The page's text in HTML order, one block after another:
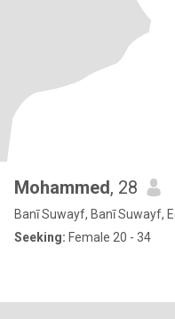
Mohammed, 28
Banī Suwayf, Banī Suwayf,
Seeking: Female 20 - 34